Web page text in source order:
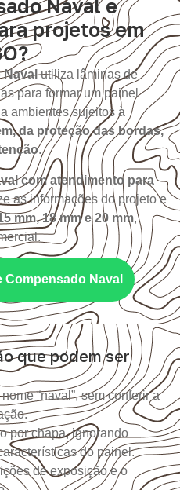
Naval e
projetos em
Navalutiliza lâminas de
para formar um painel
ambientes sujeitos à
da proteção das bordas,
.
com atendimento para
as informações do projeto e
mm, 18 mm e 20 mm,
Naval
que podem ser
“naval”, sem conferir a
por chapa, ignorando
do painel.
de exposição e o